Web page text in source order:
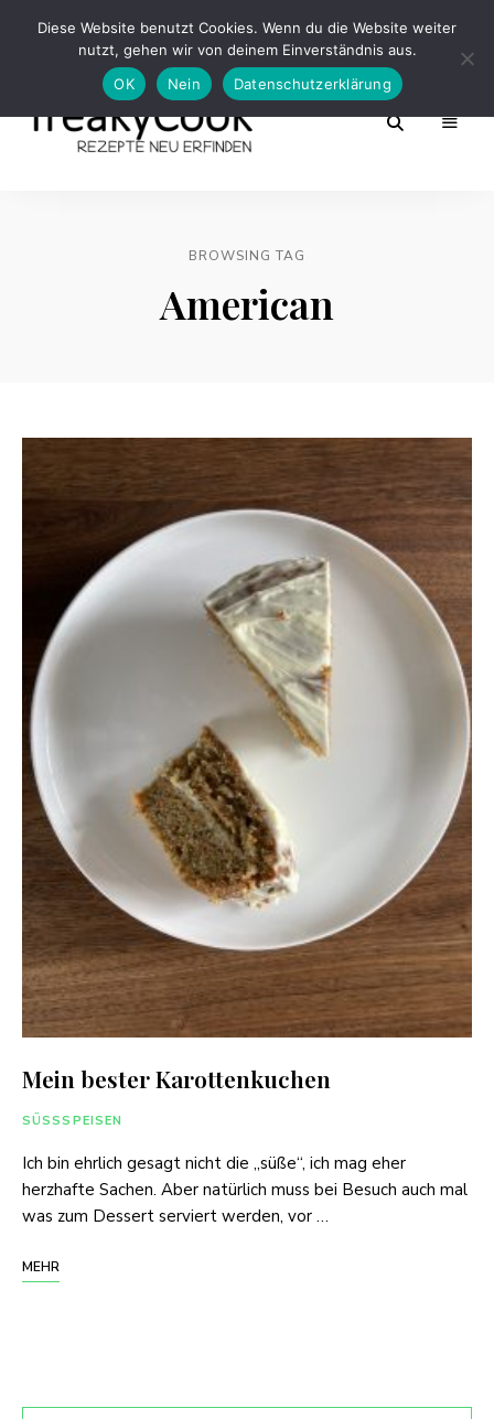
BROWSING TAG
American
Mein bester Karottenkuchen
SÜSSSPEISEN
Ich bin ehrlich gesagt nicht die „süße“, ich mag eher
herzhafte Sachen. Aber natürlich muss bei Besuch auch mal
was zum Dessert serviert werden, vor …
MEHR
Diese Website benutzt Cookies. Wenn du die Website weiter
nutzt, gehen wir von deinem Einverständnis aus.
OK
Nein Datenschutzerklärung